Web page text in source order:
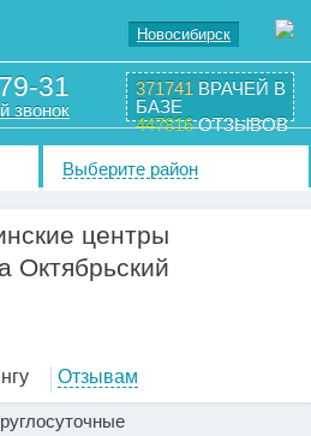
Новосибирск
31
звонок
371741 ВРАЧЕЙ В
БАЗЕ
447816ОТЗЫВОВ
Выберите район
центры
Октябрьский
Отзывам